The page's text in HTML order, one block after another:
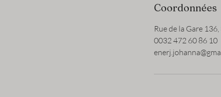
Coordonnées
Rue de la Gare
0032 472 60 86 10